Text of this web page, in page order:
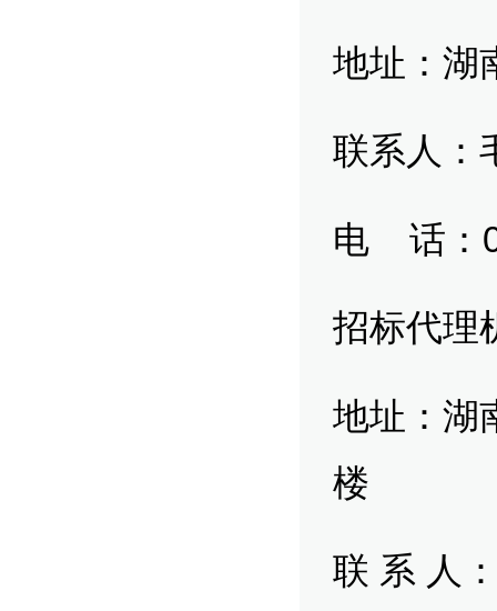
地址：湖
联系人：
电 话：
招标代理
地址：湖
楼
联 系 人